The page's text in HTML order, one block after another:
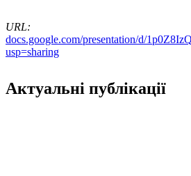
URL:
docs.google.com/presentation/d/
usp=sharing
Актуальні публікації